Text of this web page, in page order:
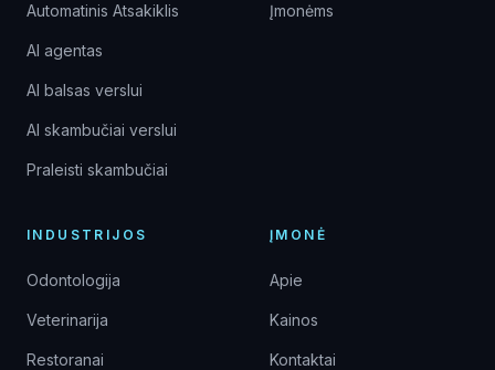
Automatinis Atsakiklis
AI agentas
AI balsas verslui
AI skambučiai verslui
Praleisti skambučiai
Įmonėms
INDUSTRIJOS
Odontologija
Veterinarija
Restoranai
ĮMONĖ
Apie
Kainos
Kontaktai